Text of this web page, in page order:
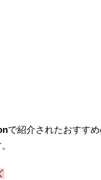
で紹介されたおすす